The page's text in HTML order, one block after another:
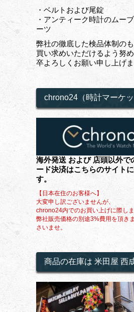
・ベルトおよび尾錠
・アンティーク時計のムー
ーツ
弊社の徹底した検品体制の
買い求めいただけるよう努
卒よろしくお願い申し上げ
chrono24（時計マーケッ
海外発送 および 店頭以外で
ード決済はこちらのサイト
す。
【日本在住のお客様へ】
大変申し訳ございませんが、
chrono24内でのお買い上げに際し
弊社販売価格の別途3%費用を頂き
さいませ。
商品の在庫は 米田屋 西